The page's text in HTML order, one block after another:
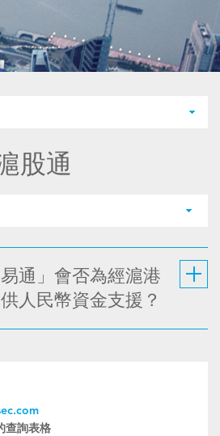
股通
易通」會否為經滬港
人民幣資金支援？
查詢表格